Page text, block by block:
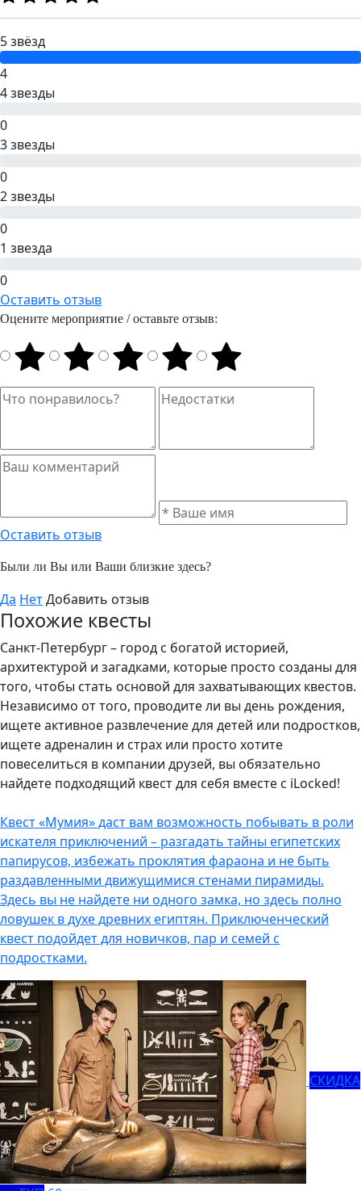
5 звёзд
4
4 звезды
0
3 звезды
0
2 звезды
0
1 звезда
0
Оставить отзыв
Оцените мероприятие / оставьте отзыв:
Оставить отзыв
Были ли Вы или Ваши близкие здесь?
Да НетДобавить отзыв
Похожие квесты
Санкт-Петербург – город с богатой историей,
архитектурой и загадками, которые просто созданы для
того, чтобы стать основой для захватывающих квестов.
Независимо от того, проводите ли вы день рождения,
ищете активное развлечение для детей или подростков,
ищете адреналин и страх или просто хотите
повеселиться в компании друзей, вы обязательно
найдете подходящий квест для себя вместе с iLocked!
Квест «Мумия» даст вам возможность побывать в роли
искателя приключений – разгадать тайны египетских
папирусов, избежать проклятия фараона и не быть
раздавленными движущимися стенами пирамиды.
Здесь вы не найдете ни одного замка, но здесь полно
ловушек в духе древних египтян. Приключенческий
квест подойдет для новичков, пар и семей с
подростками.
СКИДКА